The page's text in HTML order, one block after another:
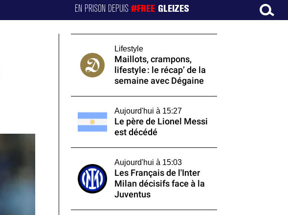
EN PRISON DEPUIS#FREE GLEIZES
Lifestyle
Maillots, crampons,
lifestyle : le récap’ de la
semaine avec Dégaine
Aujourd'hui à 15:27
Le père de Lionel Messi
est décédé
Aujourd'hui à 15:03
Les Français de l'Inter
Milan décisifs face à la
Juventus